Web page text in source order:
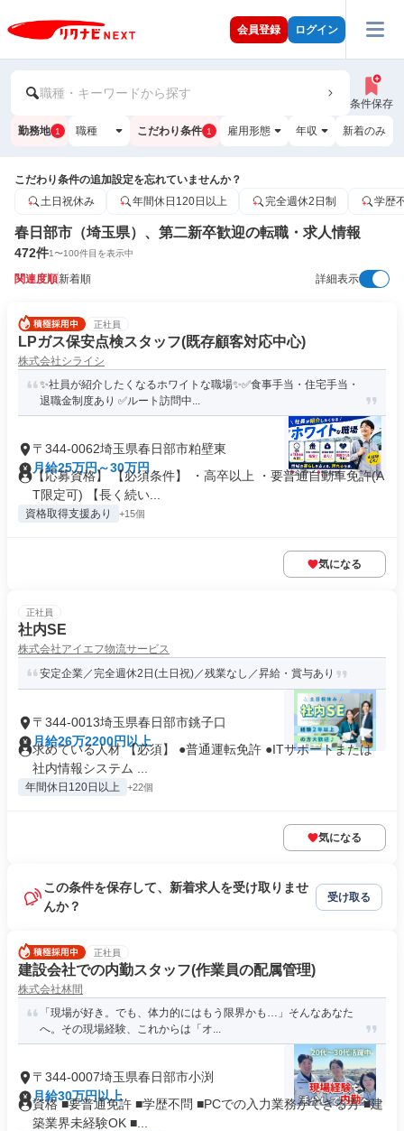
会員登録 ログイン
職種・キーワードから探す
条件保存
勤務地 1 職種 こだわり条件 1 雇用形態 年収 新着のみ
こだわり条件の追加設定を忘れていませんか？
土日祝休み
年間休日120日以上 完全週休2日制 学歴
春日部市（埼玉県）、第二新卒歓迎の転職・求人情報
472件1〜100件目を表示中
関連度順新着順 詳細表示
正社員
LPガス保安点検スタッフ(既存顧客対応中心)
株式会社シライシ
✨社員が紹介したくなるホワイトな職場✨✅食事手当・住宅手当・
退職金制度あり ✅ルート訪問中...
〒344-0062埼玉県春日部市粕壁東
月給25万円～30万円
【応募資格】 【必須条件】 ・高卒以上 ・要普通自動車免許(A
T限定可) 【長く続い...
資格取得支援あり +15個
気になる
正社員
社内SE
株式会社アイエフ物流サービス
安定企業／完全週休2日(土日祝)／残業なし／昇給・賞与あり
〒344-0013埼玉県春日部市銚子口
月給26万2200円以上
求めている人材 【必須】 ●普通運転免許 ●ITサポートまたは
社内情報システム ...
年間休日120日以上 +22個
気になる
この条件を保存して、新着求人を受け取りませ
んか？
受け取る
正社員
建設会社での内勤スタッフ(作業員の配属管理)
株式会社林間
「現場が好き。でも、体力的にはもう限界かも…」そんなあなた
へ。その現場経験、これからは「オ...
〒344-0007埼玉県春日部市小渕
月給30万円以上
資格 ■要普通免許 ■学歴不問 ■PCでの入力業務ができる方 ■建
築業界未経験OK ■...